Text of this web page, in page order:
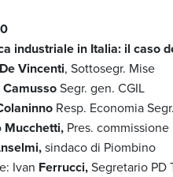
industriale in Italia: il caso
De Vincenti, Sottosegr. Mise
CamussoSegr. gen. CGIL
Resp. Economia
Mucchetti, Pres.
sindaco di Piombino
Ivan Ferrucci,Segretario PD